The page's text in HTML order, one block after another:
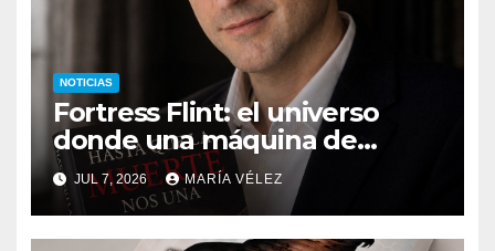
NOTICIAS
Fortress Flint: el universo
donde una máquina de
escribir, un silbido o un
recuerdo pueden cambiarlo
todo
JUL 7, 2026 MARÍA VÉLEZ